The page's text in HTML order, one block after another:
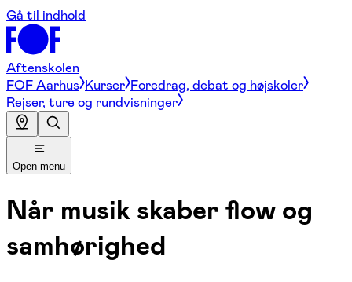
Gå til indhold
Aftenskolen
FOF Aarhus Kurser Foredrag, debat og højskoler
Rejser, ture og rundvisninger
Open menu
Når musik skaber flow og
samhørighed